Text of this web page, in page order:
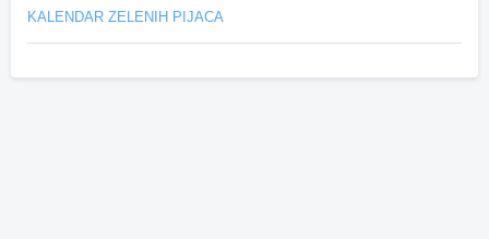
KALENDAR ZELENIH PIJACA